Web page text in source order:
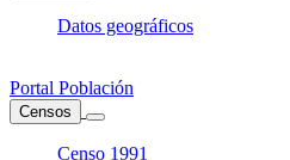
Datos geográficos
Portal Población
Censos
Censo 1991